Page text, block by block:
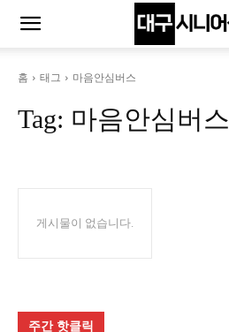
홈 태그 마음안심버스
Tag: 마음안심버스
게시물이 없습니다.
주간 핫클릭